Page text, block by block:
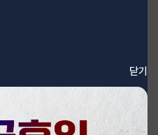
닫기